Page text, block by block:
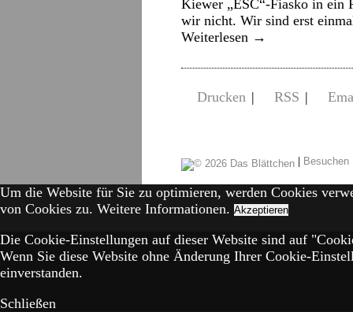
Kiewer „ESC“-Fiasko in
wir nicht. Wir sind erst
Weiterlesen →
Drucken | RSS |
|
Um die Website für Sie zu optimieren, werden Cookies
von Cookies zu. Weitere Informationen. Akzeptieren
Die Cookie-Einstellungen auf dieser Website sind auf
Wenn Sie diese Website ohne Änderung Ihrer Cookie-
einverstanden.
Schließen